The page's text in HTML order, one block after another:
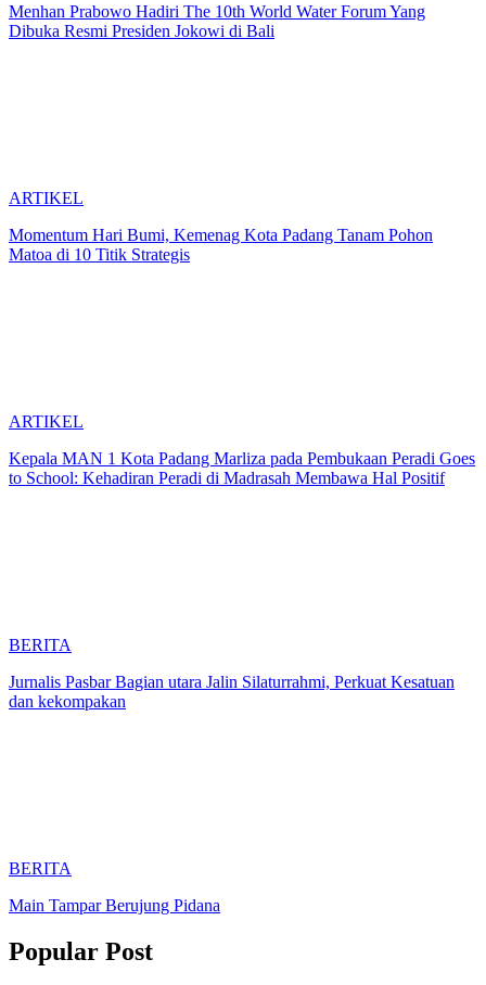
Menhan Prabowo Hadiri The 10th World Water Forum Yang
Dibuka Resmi Presiden Jokowi di Bali
ARTIKEL
Momentum Hari Bumi, Kemenag Kota Padang Tanam Pohon
Matoa di 10 Titik Strategis
ARTIKEL
Kepala MAN 1 Kota Padang Marliza pada Pembukaan Peradi Goes
to School: Kehadiran Peradi di Madrasah Membawa Hal Positif
BERITA
Jurnalis Pasbar Bagian utara Jalin Silaturrahmi, Perkuat Kesatuan
dan kekompakan
BERITA
Main Tampar Berujung Pidana
Popular Post